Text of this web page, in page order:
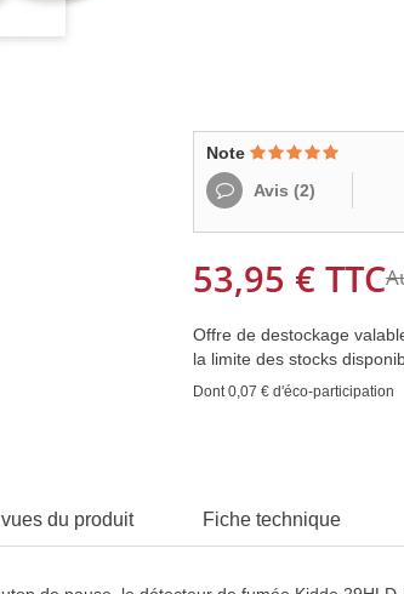
Note
Avis (2)
53,95 € TTC
Offre de destockage
la limite des stocks
Dont0,07 € d'éco-participation
du produit Fiche technique